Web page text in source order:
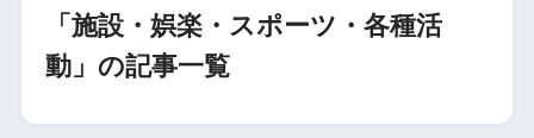
「施設・娯楽・スポーツ・各種活
動」の記事一覧